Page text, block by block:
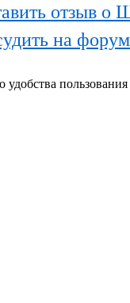
отзыв о
на